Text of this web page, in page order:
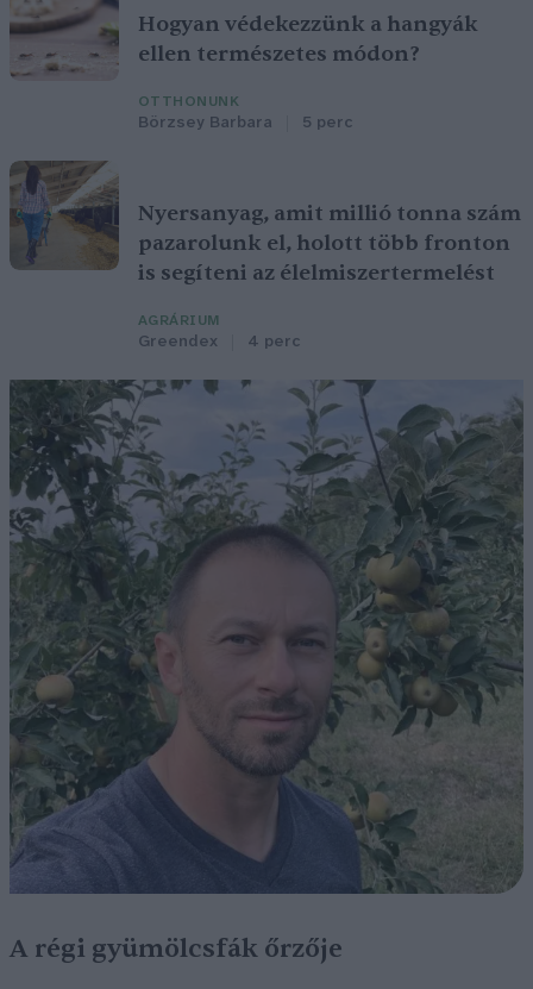
Hogyan védekezzünk a hangyák
ellen természetes módon?
OTTHONUNK
Börzsey Barbara 5 perc
Nyersanyag, amit millió tonna szám
pazarolunk el, holott több fronton
is segíteni az élelmiszertermelést
AGRÁRIUM
Greendex 4 perc
A régi gyümölcsfák őrzője